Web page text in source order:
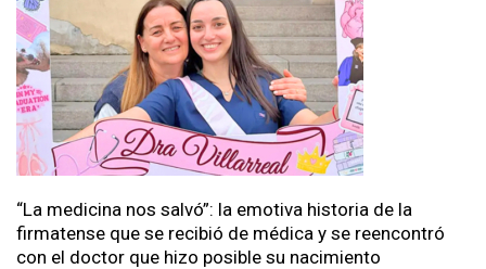
“La medicina nos salvó”: la emotiva historia de la
firmatense que se recibió de médica y se reencontró
con el doctor que hizo posible su nacimiento